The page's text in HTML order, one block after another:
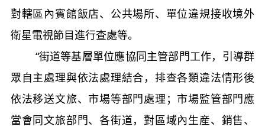
對轄區內賓館飯店、公共場所、單位違規接收境外
衛星電視節目進行查處等。
“街道等基層單位應協同主管部門工作，引導群
眾自主處理與依法處理結合，排查各類違法情形後
依法移送文旅、市場等部門處理；市場監管部門應
當會同文旅部門、各街道，對區域內生産、銷售、